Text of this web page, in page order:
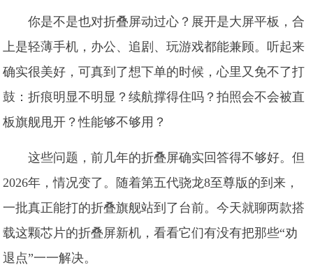
你是不是也对折叠屏动过心？展开是大屏平板，合
上是轻薄手机，办公、追剧、玩游戏都能兼顾。听起来
确实很美好，可真到了想下单的时候，心里又免不了打
鼓：折痕明显不明显？续航撑得住吗？拍照会不会被直
板旗舰甩开？性能够不够用？
这些问题，前几年的折叠屏确实回答得不够好。但
2026年，情况变了。随着第五代骁龙8至尊版的到来，
一批真正能打的折叠旗舰站到了台前。今天就聊两款搭
载这颗芯片的折叠屏新机，看看它们有没有把那些“劝
退点”一一解决。